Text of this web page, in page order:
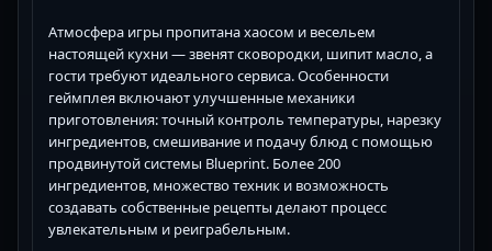
Атмосфера игры пропитана хаосом и весельем
настоящей кухни — звенят сковородки, шипит масло, а
гости требуют идеального сервиса. Особенности
геймплея включают улучшенные механики
приготовления: точный контроль температуры, нарезку
ингредиентов, смешивание и подачу блюд с помощью
продвинутой системы Blueprint. Более 200
ингредиентов, множество техник и возможность
создавать собственные рецепты делают процесс
увлекательным и реиграбельным.